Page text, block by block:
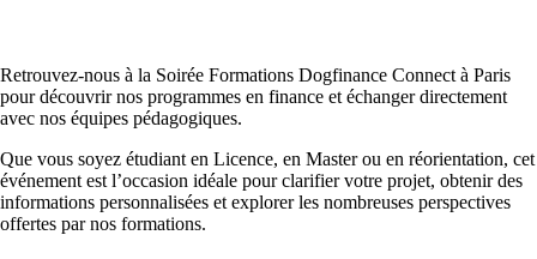
Retrouvez-nous à la Soirée Formations Dogfinance Connect à Paris
pour découvrir nos programmes en finance et échanger directement
avec nos équipes pédagogiques.
Que vous soyez étudiant en Licence, en Master ou en réorientation, cet
événement est l’occasion idéale pour clarifier votre projet, obtenir des
informations personnalisées et explorer les nombreuses perspectives
offertes par nos formations.